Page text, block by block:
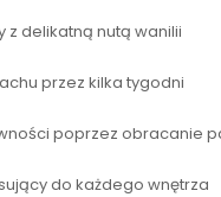
delikatną nutą wanilii
przez kilka tygodni
poprzez obracanie
do każdego wnętrza